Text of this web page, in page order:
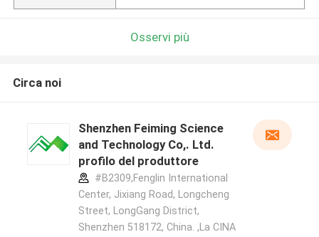
Osservi più
Circa noi
Shenzhen Feiming Science
and Technology Co,. Ltd.
profilo del produttore
#B2309,Fenglin International
Center, Jixiang Road, Longcheng
Street, LongGang District,
Shenzhen 518172, China. ,La CINA